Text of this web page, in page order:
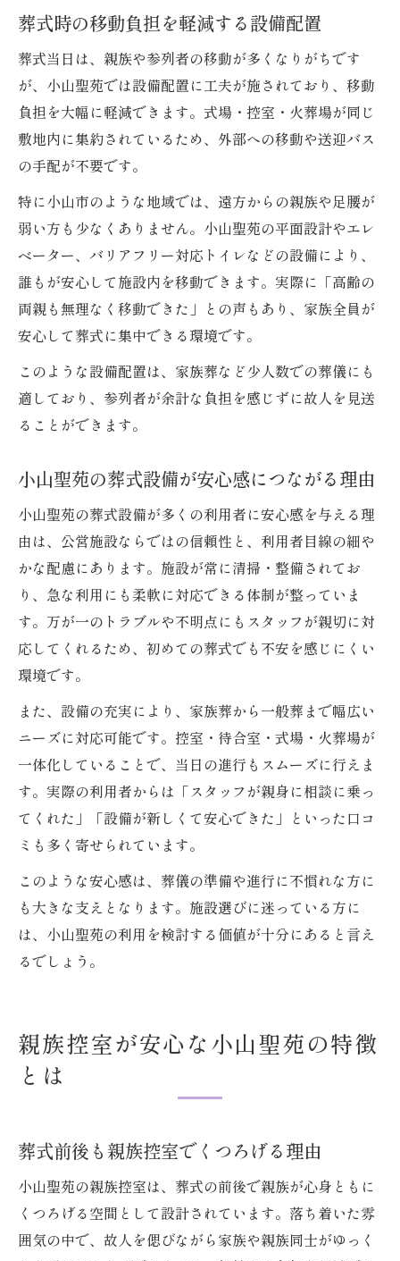
葬式時の移動負担を軽減する設備配置
葬式当日は、親族や参列者の移動が多くなりがちです
が、小山聖苑では設備配置に工夫が施されており、移動
負担を大幅に軽減できます。式場・控室・火葬場が同じ
敷地内に集約されているため、外部への移動や送迎バス
の手配が不要です。
特に小山市のような地域では、遠方からの親族や足腰が
弱い方も少なくありません。小山聖苑の平面設計やエレ
ベーター、バリアフリー対応トイレなどの設備により、
誰もが安心して施設内を移動できます。実際に「高齢の
両親も無理なく移動できた」との声もあり、家族全員が
安心して葬式に集中できる環境です。
このような設備配置は、家族葬など少人数での葬儀にも
適しており、参列者が余計な負担を感じずに故人を見送
ることができます。
小山聖苑の葬式設備が安心感につながる理由
小山聖苑の葬式設備が多くの利用者に安心感を与える理
由は、公営施設ならではの信頼性と、利用者目線の細や
かな配慮にあります。施設が常に清掃・整備されてお
り、急な利用にも柔軟に対応できる体制が整っていま
す。万が一のトラブルや不明点にもスタッフが親切に対
応してくれるため、初めての葬式でも不安を感じにくい
環境です。
また、設備の充実により、家族葬から一般葬まで幅広い
ニーズに対応可能です。控室・待合室・式場・火葬場が
一体化していることで、当日の進行もスムーズに行えま
す。実際の利用者からは「スタッフが親身に相談に乗っ
てくれた」「設備が新しくて安心できた」といった口コ
ミも多く寄せられています。
このような安心感は、葬儀の準備や進行に不慣れな方に
も大きな支えとなります。施設選びに迷っている方に
は、小山聖苑の利用を検討する価値が十分にあると言え
るでしょう。
親族控室が安心な小山聖苑の特徴
とは
葬式前後も親族控室でくつろげる理由
小山聖苑の親族控室は、葬式の前後で親族が心身ともに
くつろげる空間として設計されています。落ち着いた雰
囲気の中で、故人を偲びながら家族や親族同士がゆっく